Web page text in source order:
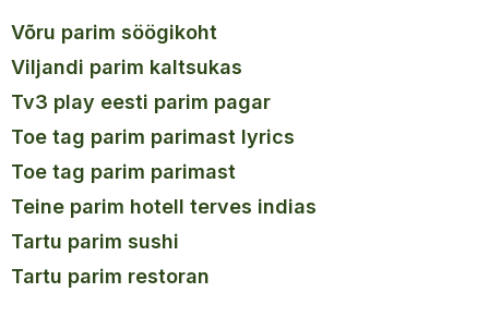
võru parim söögikoht
viljandi parim kaltsukas
tv3 play eesti parim pagar
toe tag parim parimast lyrics
toe tag parim parimast
teine parim hotell terves indias
tartu parim sushi
tartu parim restoran